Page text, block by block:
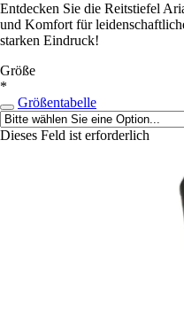
Entdecken Sie die Reitstiefel
und Komfort für
starken Eindruck!
Größe
*
Größentabelle
Dieses Feld ist erforderlich